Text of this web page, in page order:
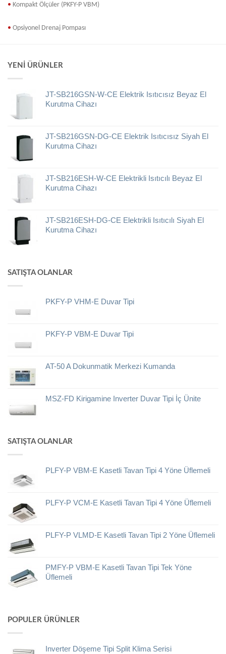
• Kompakt Ölçüler (PKFY-P VBM)
• Opsiyonel Drenaj Pompası
YENI ÜRÜNLER
JT-SB216GSN-W-CE Elektrik Isıtıcısız Beyaz El
Kurutma Cihazı
JT-SB216GSN-DG-CE Elektrik Isıtıcısız Siyah El
Kurutma Cihazı
JT-SB216ESH-W-CE Elektrikli Isıtıcılı Beyaz El
Kurutma Cihazı
JT-SB216ESH-DG-CE Elektrikli Isıtıcılı Siyah El
Kurutma Cihazı
SATIŞTA OLANLAR
PKFY-P VHM-E Duvar Tipi
PKFY-P VBM-E Duvar Tipi
AT-50 A Dokunmatik Merkezi Kumanda
MSZ-FD Kirigamine Inverter Duvar Tipi İç Ünite
SATIŞTA OLANLAR
PLFY-P VBM-E Kasetli Tavan Tipi 4 Yöne Üflemeli
PLFY-P VCM-E Kasetli Tavan Tipi 4 Yöne Üflemeli
PLFY-P VLMD-E Kasetli Tavan Tipi 2 Yöne Üflemeli
PMFY-P VBM-E Kasetli Tavan Tipi Tek Yöne
Üflemeli
POPULER ÜRÜNLER
Inverter Döşeme Tipi Split Klima Serisi